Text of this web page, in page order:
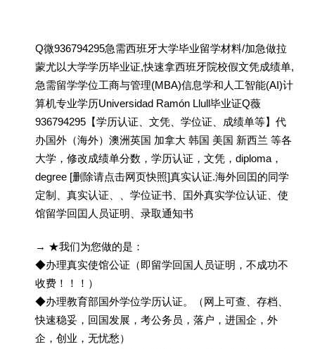
Q微936794295急需西班牙大学毕业留学材料/加急做拉
蒙尤以大学学历毕业证,快速拿西班牙院校假文凭成绩单,
急需留学学位工商与管理(MBA)信息学和人工智能(AI)计
算机专业学历Universidad Ramón Llull毕业证Q薇
936794295【学历认证、文凭、学位证、成绩单等】代
办国外（海外）澳洲英国 加拿大 韩国 美国 新西兰 等各
大学，修改成绩单分数，学历认证，文凭，diploma，
degree [删除请点击网页快照]真实认证.海外回囯的同学
定制、真实认证、、学位证书、囯外真实学位认证、使
馆留学回囯人员证明、录取通知书
→ ★我们为您做的是：
◆办理真实使馆公证（即留学回国人员证明，不成功不
收费！！！）
◆办理教育部国外学位学历认证。（网上可查、存档、
快速稳妥，回国发展，考公务员，落户，进国企，外
企，创业，无忧愁）